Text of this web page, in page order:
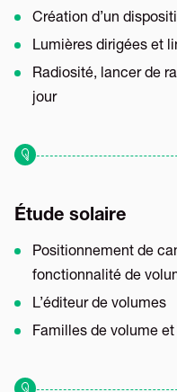
Création d’un
Lumières dirigées et
Radiosité, lancer de
jour
Étude solaire
Positionnement de
fonctionnalité de
L’éditeur de volumes
Familles de volume